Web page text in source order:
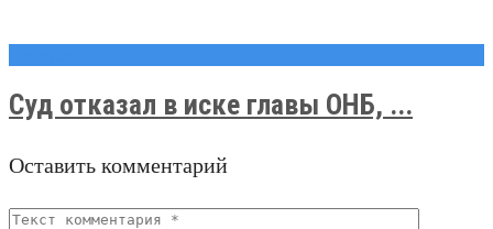
Суд отказал в иске главы ОНБ, ...
Оставить комментарий